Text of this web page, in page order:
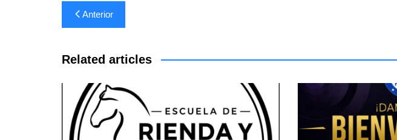
Navegación
de
entradas
Anterior
Related articles